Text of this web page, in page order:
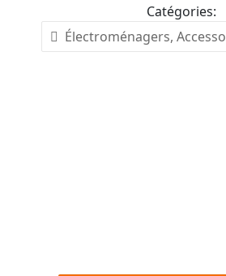
Catégories:
Électroménagers,